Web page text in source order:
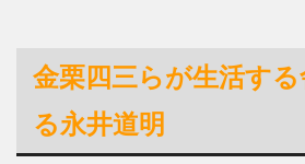
金栗四三らが生活す
る永井道明